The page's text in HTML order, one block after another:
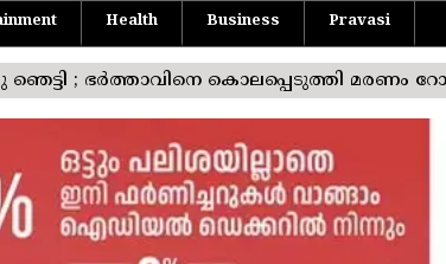
Health Business Pravasi